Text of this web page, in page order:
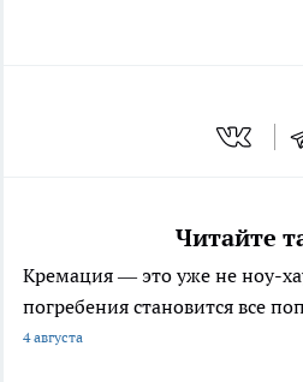
Читайте
Кремация — это уже не ноу-
погребения становится все
4 августа